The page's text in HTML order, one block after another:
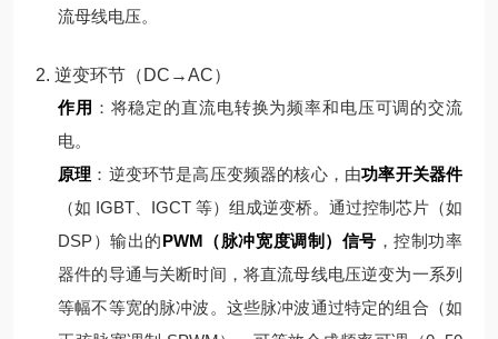
流母线电压。
2. 逆变环节（DC→AC）
作用 ：将稳定的直流电转换为频率和电压可调的交流
电。
原理 ： 逆变环节是高压变频器的核心，由功率开关器件
（如 IGBT、IGCT 等）组成逆变桥。通过控制芯片（如
DSP）输出的PWM（脉冲宽度调制）信号 ，控制功率
器件的导通与关断时间，将直流母线电压逆变为一系列
等幅不等宽的脉冲波。 这些脉冲波通过特定的组合（如